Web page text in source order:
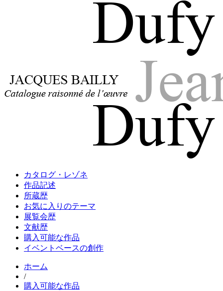
Jean Dufy
Jacques Bailly - Catalogue raisonné de l'œuvre de Jean Dufy
Jean Dufy
Jacques Bailly - Catalogue raisonné de l'œuvre de Jean Dufy
カタログ・レゾネ
作品記述
所蔵歴
お気に入りのテーマ
展覧会歴
文献歴
購入可能な作品
イベントベースの創作
ホーム
/
購入可能な作品